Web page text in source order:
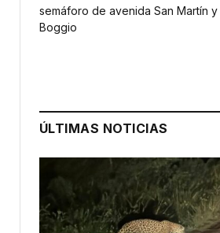
semáforo de avenida San Martín y
Boggio
ÚLTIMAS NOTICIAS